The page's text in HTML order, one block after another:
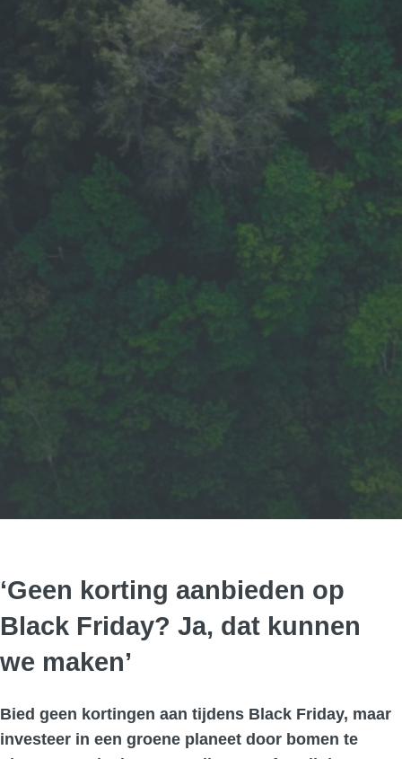
‘Geen korting aanbieden op
Black Friday? Ja, dat kunnen
we maken’
Bied geen kortingen aan tijdens Black Friday, maar
investeer in een groene planeet door bomen te